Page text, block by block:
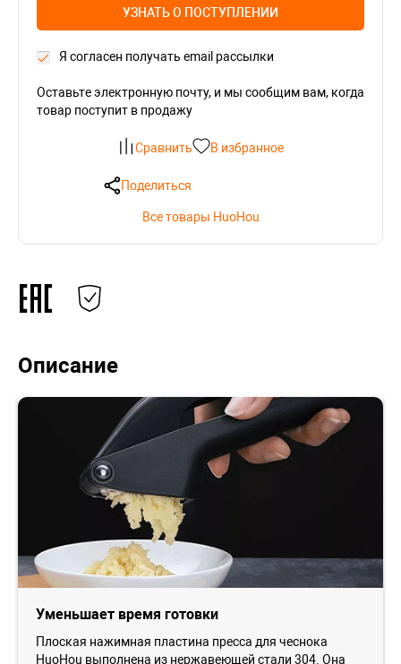
УЗНАТЬ О ПОСТУПЛЕНИИ
Я согласен получать email рассылки
Оставьте электронную почту, и мы сообщим вам, когда
товар поступит в продажу
Сравнить В избранное
Поделиться
Все товары HuoHou
Описание
Уменьшает время готовки
Плоская нажимная пластина пресса для чеснока
HuoHou выполнена из нержавеющей стали 304. Она